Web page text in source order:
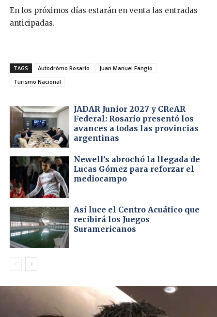
En los próximos días estarán en venta las entradas
anticipadas.
TAGS Autodrómo Rosario
Juan Manuel Fangio
Turismo Nacional
JADAR Junior 2027 y CReAR
Federal: Rosario presentó los
avances a todas las provincias
argentinas
Newell’s abrochó la llegada de
Lucas Gómez para reforzar el
mediocampo
Así luce el Centro Acuático que
recibirá los Juegos
Suramericanos